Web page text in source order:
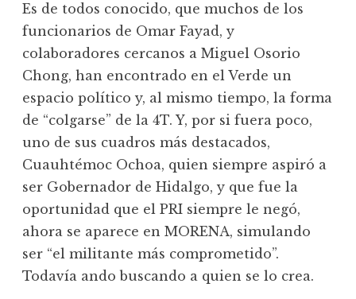
Es de todos conocido, que muchos de los
funcionarios de Omar Fayad, y
colaboradores cercanos a Miguel Osorio
Chong, han encontrado en el Verde un
espacio político y, al mismo tiempo, la forma
de “colgarse” de la 4T. Y, por si fuera poco,
uno de sus cuadros más destacados,
Cuauhtémoc Ochoa, quien siempre aspiró a
ser Gobernador de Hidalgo, y que fue la
oportunidad que el PRI siempre le negó,
ahora se aparece en MORENA, simulando
ser “el militante más comprometido”.
Todavía ando buscando a quien se lo crea.